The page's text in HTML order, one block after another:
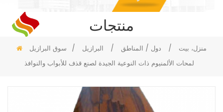
منتجات
منزل، بيت / دول / المناطق / البرازيل / سوق البرازيل
لمحات الألمنيوم ذات النوعية الجيدة لصنع قذف للأبواب والنوافذ